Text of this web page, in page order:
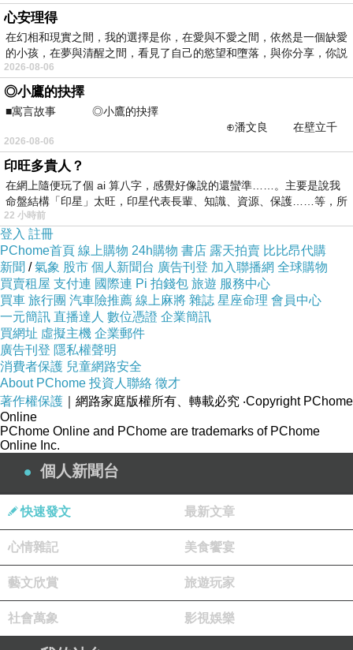
心安理得
在幻相和現實之間，我的選擇是你，在愛與不愛之間，依然是一個缺愛
的小孩，在夢與清醒之間，看見了自己的慾望和墮落，與你分享，你説
2026-08-06
◎小鷹的抉擇
■寓言故事 ◎小鷹的抉擇
⊕潘文良 在壁立千
仞的懸崖上，有一座遮天蔽
2026-08-06
印旺多貴人？
在網上隨便玩了個 ai 算八字，感覺好像說的還蠻準……。主要是說我
命盤結構「印星」太旺，印星代表長輩、知識、資源、保護……等，所
22 小時前
登入 註冊
PChome首頁 線上購物 24h購物 書店 露天拍賣 比比昂代購
新聞 /氣象 股市 個人新聞台 廣告刊登 加入聯播網 全球購物
買賣租屋 支付連 國際連 Pi 拍錢包 旅遊 服務中心
買車 旅行團 汽車險推薦 線上麻將 雜誌 星座命理 會員中心
一元簡訊 直播達人 數位憑證 企業簡訊
買網址 虛擬主機 企業郵件
廣告刊登 隱私權聲明
消費者保護 兒童網路安全
About PChome 投資人聯絡 徵才
著作權保護 ｜網路家庭版權所有、轉載必究 ‧Copyright PChome
Online
PChome Online and PChome are trademarks of PChome
Online Inc.
個人新聞台
快速發文 最新文章
心情雜記 美食饗宴
藝文欣賞 旅遊玩家
社會萬象 影視娛樂